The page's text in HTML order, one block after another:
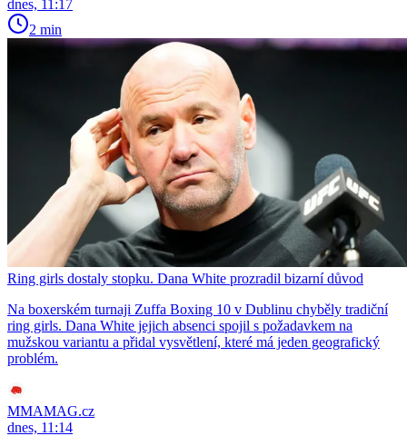
dnes, 11:17
2 min
Ring girls dostaly stopku. Dana White prozradil bizarní důvod
Na boxerském turnaji Zuffa Boxing 10 v Dublinu chyběly tradiční
ring girls. Dana White jejich absenci spojil s požadavkem na
mužskou variantu a přidal vysvětlení, které má jeden geografický
problém.
MMAMAG.cz
dnes, 11:14